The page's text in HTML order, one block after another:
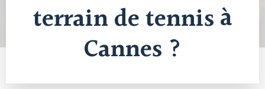
terrain de tennis à
Cannes ?